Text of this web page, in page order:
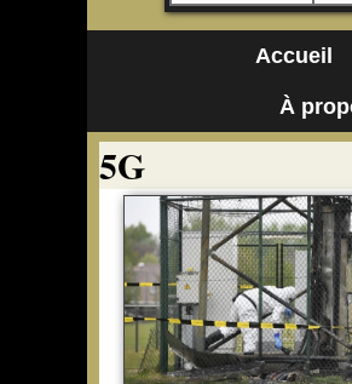
Accueil
À
5G